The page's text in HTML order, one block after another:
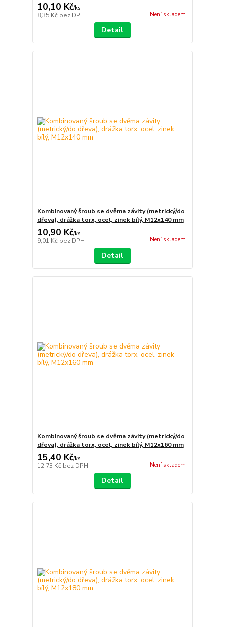
10,10 Kč/ks
8,35 Kč bez DPH Není skladem
Detail
Kombinovaný šroub se dvěma závity (metrický/do
dřeva), drážka torx, ocel, zinek bílý, M12x140 mm
10,90 Kč/ks
9,01 Kč bez DPH Není skladem
Detail
Kombinovaný šroub se dvěma závity (metrický/do
dřeva), drážka torx, ocel, zinek bílý, M12x160 mm
15,40 Kč/ks
12,73 Kč bez DPH Není skladem
Detail